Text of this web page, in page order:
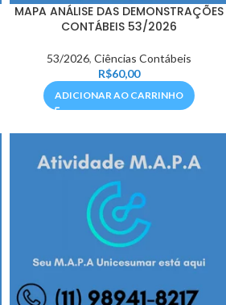
MAPA ANÁLISE DAS DEMONSTRAÇÕES
CONTÁBEIS 53/2026
53/2026, Ciências Contábeis
R$60,00
ADICIONAR AO CARRINHO